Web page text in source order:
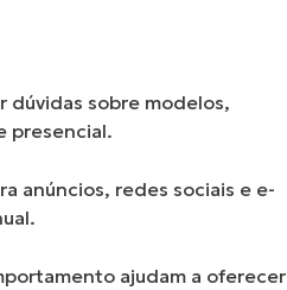
sobre modelos,
presencial.
anúncios, redes sociais e e-
ajudam a oferecer